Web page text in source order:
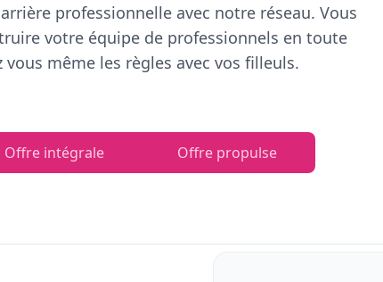
professionnelle avec notre réseau. Vous
votre équipe de professionnels en toute
même les règles avec vos filleuls.
Offre intégrale Offre propulse